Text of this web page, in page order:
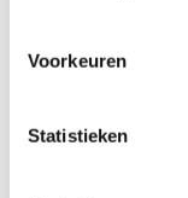
Voorkeuren
Statistieken